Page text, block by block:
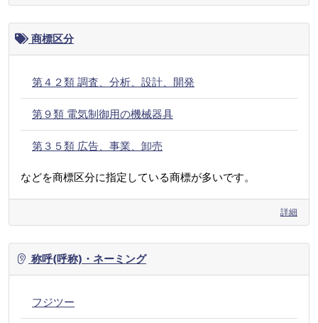
商標区分
第４２類 調査、分析、設計、開発
第９類 電気制御用の機械器具
第３５類 広告、事業、卸売
などを商標区分に指定している商標が多いです。
詳細
称呼(呼称)・ネーミング
フジツー